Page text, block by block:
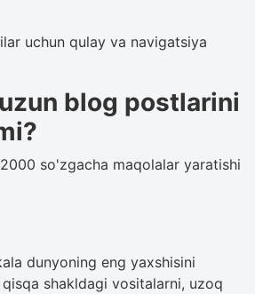
uchun qulay va navigatsiya
blog postlarini
so'zgacha maqolalar yaratishi
dunyoning eng yaxshisini
shakldagi vositalarni, uzoq